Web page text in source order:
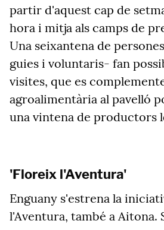
partir d'aquest cap de
hora i mitja als camps de
Una seixantena de
guies i voluntaris- fan
visites, que es
agroalimentària al pavelló
una vintena de productors
'Floreix l'Aventura'
Enguany s'estrena la
l'Aventura, també a Aitona.